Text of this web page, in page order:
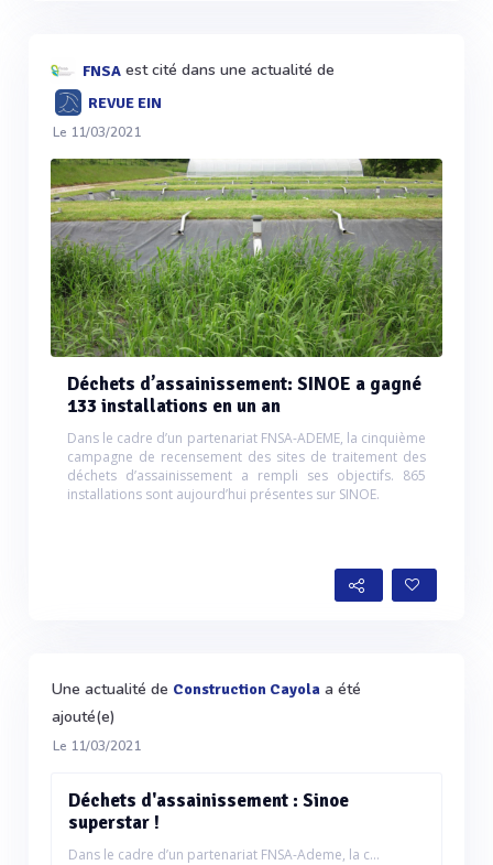
FNSA est cité dans une actualité de
REVUE EIN
Le 11/03/2021
Déchets d’assainissement: SINOE a gagné
133 installations en un an
Dans le cadre d’un partenariat FNSA-ADEME, la cinquième
campagne de recensement des sites de traitement des
déchets d’assainissement a rempli ses objectifs. 865
installations sont aujourd’hui présentes sur SINOE.
Une actualité de Construction Cayola a été
ajouté(e)
Le 11/03/2021
Déchets d'assainissement : Sinoe
superstar !
Dans le cadre d’un partenariat FNSA-Ademe, la c...